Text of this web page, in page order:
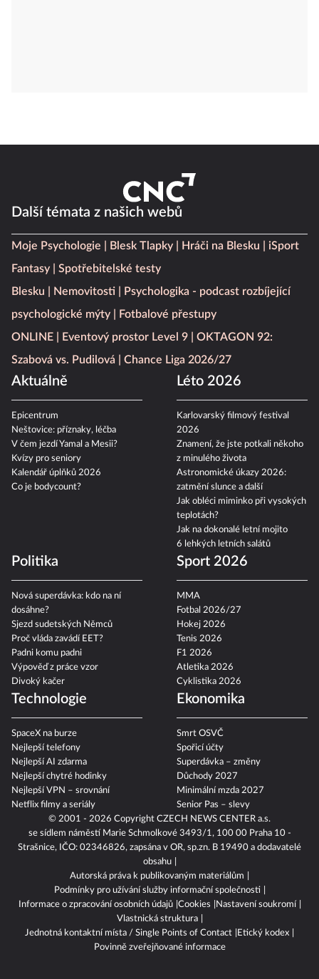
© 2001 - 2026 Copyright CZECH NEWS CENTER a.s.
se sídlem náměstí Marie Schmolkové 3493/1, 100 00 Praha 10 -
Strašnice, IČO: 02346826, zapsána v OR, sp.zn. B 19490 a dodavatelé
obsahu
Autorská práva k publikovaným materiálům
Podmínky pro užívání služby informační společnosti
Informace o zpracování osobních údajů Cookies
Nastavení soukromí
Vlastnická struktura
Jednotná kontaktní místa / Single Points of Contact
Etický kodex
Povinně zveřejňované informace
Další témata z našich webů
Moje Psychologie Blesk Tlapky Hráči na Blesku
iSport
Fantasy
Spotřebitelské testy
Blesku
Nemovitosti
Psychologika - podcast rozbíjející
psychologické mýty
Fotbalové přestupy
ONLINE
Eventový prostor Level 9
OKTAGON 92:
Szabová vs. Pudilová
Chance Liga 2026/27
Aktuálně
Epicentrum
Neštovice: příznaky, léčba
V čem jezdí Yamal a Mesii?
Kvízy pro seniory
Kalendář úplňků 2026
Co je bodycount?
Léto 2026
Karlovarský filmový festival
2026
Znamení, že jste potkali někoho
z minulého života
Astronomické úkazy 2026:
zatmění slunce a další
Jak obléci miminko při vysokých
teplotách?
Jak na dokonalé letní mojito
6 lehkých letních salátů
Politika
Nová superdávka: kdo na ní
dosáhne?
Sjezd sudetských Němců
Proč vláda zavádí EET?
Padni komu padni
Výpověď z práce vzor
Divoký kačer
Sport 2026
MMA
Fotbal 2026/27
Hokej 2026
Tenis 2026
F1 2026
Atletika 2026
Cyklistika 2026
Technologie
SpaceX na burze
Nejlepší telefony
Nejlepší AI zdarma
Nejlepší chytré hodinky
Nejlepší VPN – srovnání
Netflix filmy a seriály
Ekonomika
Smrt OSVČ
Spořicí účty
Superdávka – změny
Důchody 2027
Minimální mzda 2027
Senior Pas – slevy